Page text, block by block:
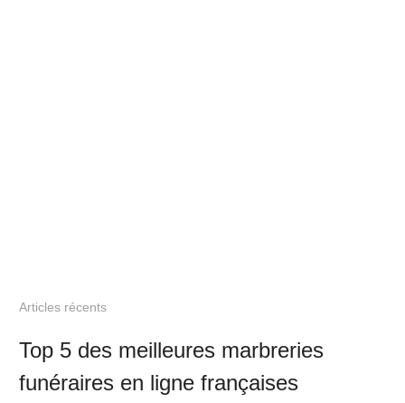
Articles récents
Top 5 des meilleures marbreries
funéraires en ligne françaises